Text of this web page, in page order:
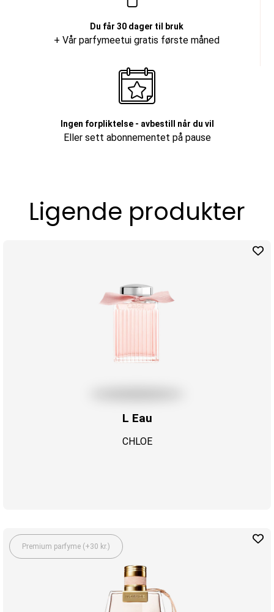
Du får 30 dager til bruk
+ Vår parfymeetui gratis første måned
Ingen forpliktelse - avbestill når du vil
Eller sett abonnementet på pause
Ligende produkter
L Eau
CHLOE
Premium parfyme (+30 kr.)